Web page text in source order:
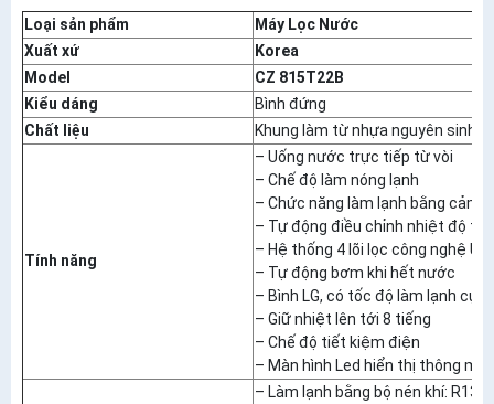
Loại sản phẩm
Máy Lọc Nước
Xuất xứ
Korea
Model
CZ 815T22B
Kiểu dáng
Bình đứng
Chất liệu
Khung làm từ nhựa nguyên sinh
Tính năng
– Uống nước trực tiếp từ vòi
– Chế độ làm nóng lạnh
– Chức năng làm lạnh bằng cảm
– Tự động điều chỉnh nhiệt độ
– Hệ thống 4 lõi lọc công nghệ UF
– Tự động bơm khi hết nước
– Bình LG, có tốc độ làm lạnh cực
– Giữ nhiệt lên tới 8 tiếng
– Chế độ tiết kiệm điện
– Màn hình Led hiển thị thông
– Làm lạnh bằng bộ nén khí: